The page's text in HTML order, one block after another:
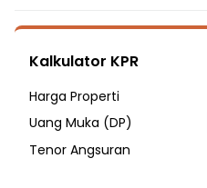
Listrik 1300 VA
Sumber Air PDAM
Hadap Barat
Fasilitas Sekitar Hunian:
Kalkulator KPR
Harga Properti
Uang Muka (DP)
Tenor Angsuran